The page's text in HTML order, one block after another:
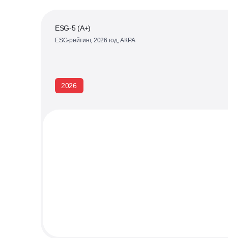
2026
ESG-5 (А+)
ESG-рейтинг, 2026 год, АКРА